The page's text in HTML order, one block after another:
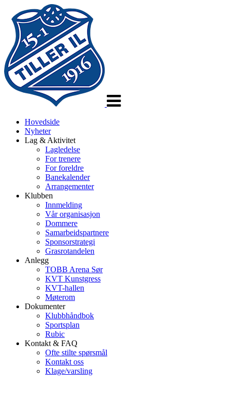
Hovedside
Nyheter
Lag & Aktivitet
Lagledelse
For trenere
For foreldre
Banekalender
Arrangementer
Klubben
Innmelding
Vår organisasjon
Dommere
Samarbeidspartnere
Sponsorstrategi
Grasrotandelen
Anlegg
TOBB Arena Sør
KVT Kunstgress
KVT-hallen
Møterom
Dokumenter
Klubbhåndbok
Sportsplan
Rubic
Kontakt & FAQ
Ofte stilte spørsmål
Kontakt oss
Klage/varsling